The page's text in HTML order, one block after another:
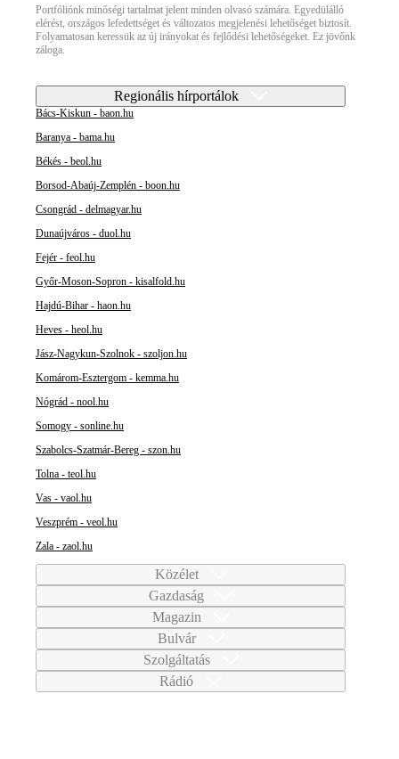
Portfóliónk minőségi tartalmat jelent minden olvasó számára. Egyedülálló
elérést, országos lefedettséget és változatos megjelenési lehetőséget biztosít.
Folyamatosan keressük az új irányokat és fejlődési lehetőségeket. Ez jövőnk
záloga.
Regionális hírportálok
Bács-Kiskun - baon.hu
Baranya - bama.hu
Békés - beol.hu
Borsod-Abaúj-Zemplén - boon.hu
Csongrád - delmagyar.hu
Dunaújváros - duol.hu
Fejér - feol.hu
Győr-Moson-Sopron - kisalfold.hu
Hajdú-Bihar - haon.hu
Heves - heol.hu
Jász-Nagykun-Szolnok - szoljon.hu
Komárom-Esztergom - kemma.hu
Nógrád - nool.hu
Somogy - sonline.hu
Szabolcs-Szatmár-Bereg - szon.hu
Tolna - teol.hu
Vas - vaol.hu
Veszprém - veol.hu
Zala - zaol.hu
Közélet
Gazdaság
Magazin
Bulvár
Szolgáltatás
Rádió